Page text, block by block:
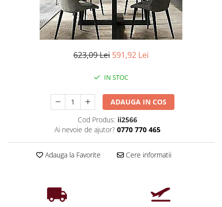
Iluminat arhitectural
Lampadare
Becuri LED Smart
Corpuri de emergenta
Priza exterior
623,09 Lei 591,92 Lei
IN STOC
ADAUGA IN COS
Cod Produs: ii2566
Ai nevoie de ajutor? 0770 770 465
Adauga la Favorite Cere informatii